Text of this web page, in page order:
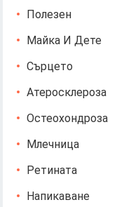
Полезен
Майка И Дете
Сърцето
Атеросклероза
Остеохондроза
Млечница
Ретината
Напикаване